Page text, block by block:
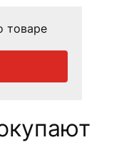
товаре